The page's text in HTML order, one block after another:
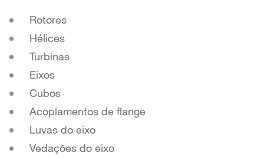
Rotores
Hélices
Turbinas
Eixos
Cubos
Acoplamentos de flange
Luvas do eixo
Vedações do eixo